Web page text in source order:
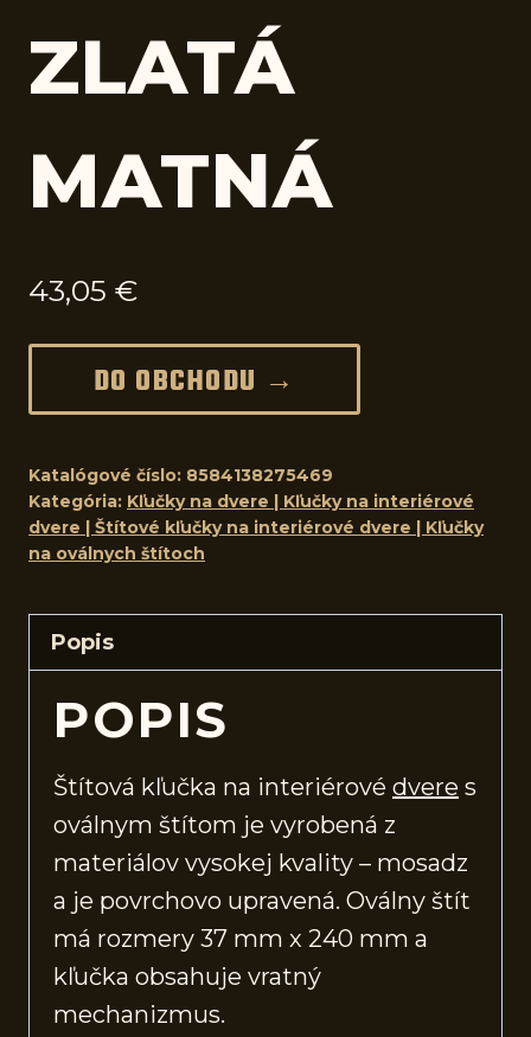
ZLATÁ
MATNÁ
43,05 €
DO OBCHODU →
Katalógové číslo: 8584138275469
Kategória: Kľučky na dvere | Kľučky na interiérové
dvere | Štítové kľučky na interiérové dvere | Kľučky
na oválnych štítoch
Popis
POPIS
Štítová kľučka na interiérové dvere s
oválnym štítom je vyrobená z
materiálov vysokej kvality – mosadz
a je povrchovo upravená. Oválny štít
má rozmery 37 mm x 240 mm a
kľučka obsahuje vratný
mechanizmus.